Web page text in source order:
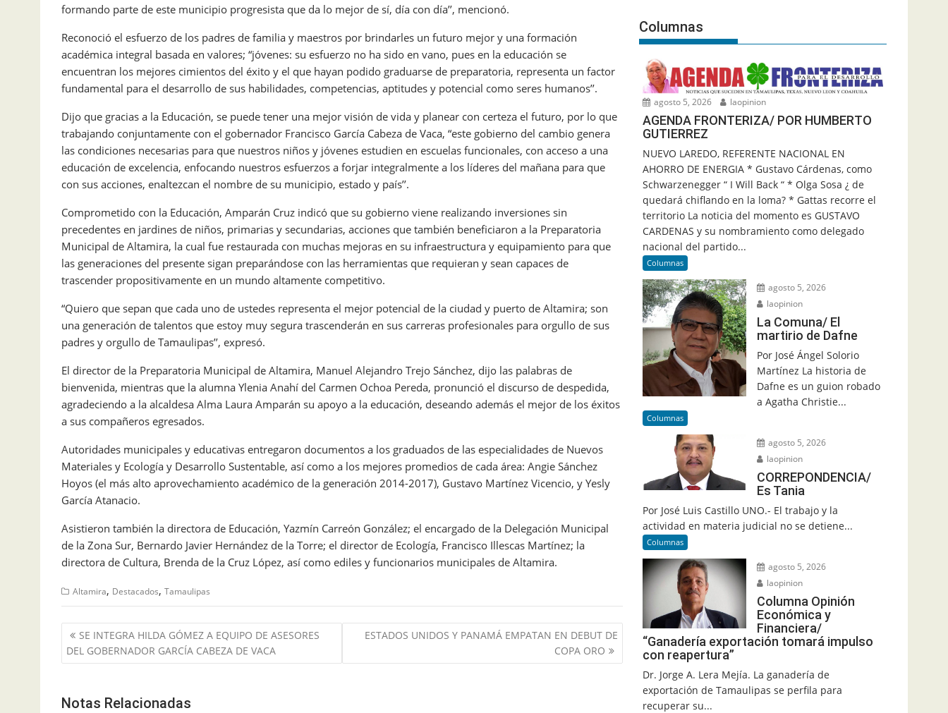
formando parte de este municipio progresista que da lo mejor de sí, día con día’’, mencionó.
Reconoció el esfuerzo de los padres de familia y maestros por brindarles un futuro mejor y una formación
académica integral basada en valores; “jóvenes: su esfuerzo no ha sido en vano, pues en la educación se
encuentran los mejores cimientos del éxito y el que hayan podido graduarse de preparatoria, representa un factor
fundamental para el desarrollo de sus habilidades, competencias, aptitudes y potencial como seres humanos’’.
Dijo que gracias a la Educación, se puede tener una mejor visión de vida y planear con certeza el futuro, por lo que
trabajando conjuntamente con el gobernador Francisco García Cabeza de Vaca, “este gobierno del cambio genera
las condiciones necesarias para que nuestros niños y jóvenes estudien en escuelas funcionales, con acceso a una
educación de excelencia, enfocando nuestros esfuerzos a forjar integralmente a los líderes del mañana para que
con sus acciones, enaltezcan el nombre de su municipio, estado y país’’.
Comprometido con la Educación, Amparán Cruz indicó que su gobierno viene realizando inversiones sin
precedentes en jardines de niños, primarias y secundarias, acciones que también beneficiaron a la Preparatoria
Municipal de Altamira, la cual fue restaurada con muchas mejoras en su infraestructura y equipamiento para que
las generaciones del presente sigan preparándose con las herramientas que requieran y sean capaces de
trascender propositivamente en un mundo altamente competitivo.
“Quiero que sepan que cada uno de ustedes representa el mejor potencial de la ciudad y puerto de Altamira; son
una generación de talentos que estoy muy segura trascenderán en sus carreras profesionales para orgullo de sus
padres y orgullo de Tamaulipas’’, expresó.
El director de la Preparatoria Municipal de Altamira, Manuel Alejandro Trejo Sánchez, dijo las palabras de
bienvenida, mientras que la alumna Ylenia Anahí del Carmen Ochoa Pereda, pronunció el discurso de despedida,
agradeciendo a la alcaldesa Alma Laura Amparán su apoyo a la educación, deseando además el mejor de los éxitos
a sus compañeros egresados.
Autoridades municipales y educativas entregaron documentos a los graduados de las especialidades de Nuevos
Materiales y Ecología y Desarrollo Sustentable, así como a los mejores promedios de cada área: Angie Sánchez
Hoyos (el más alto aprovechamiento académico de la generación 2014-2017), Gustavo Martínez Vicencio, y Yesly
García Atanacio.
Asistieron también la directora de Educación, Yazmín Carreón González; el encargado de la Delegación Municipal
de la Zona Sur, Bernardo Javier Hernández de la Torre; el director de Ecología, Francisco Illescas Martínez; la
directora de Cultura, Brenda de la Cruz López, así como ediles y funcionarios municipales de Altamira.
Altamira, Destacados, Tamaulipas
Navegación
de
entradas
SE INTEGRA HILDA GÓMEZ A EQUIPO DE ASESORES
DEL GOBERNADOR GARCÍA CABEZA DE VACA
ESTADOS UNIDOS Y PANAMÁ EMPATAN EN DEBUT DE
COPA ORO
Notas Relacionadas
Columnas
agosto 5, 2026 laopinion
AGENDA FRONTERIZA/ POR HUMBERTO
GUTIERREZ
NUEVO LAREDO, REFERENTE NACIONAL EN
AHORRO DE ENERGIA * Gustavo Cárdenas, como
Schwarzenegger “ I Will Back “ * Olga Sosa ¿ de
quedará chiflando en la loma? * Gattas recorre el
territorio La noticia del momento es GUSTAVO
CARDENAS y su nombramiento como delegado
nacional del partido...
Columnas
agosto 5, 2026
laopinion
La Comuna/ El
martirio de Dafne
Por José Ángel Solorio
Martínez La historia de
Dafne es un guion robado
a Agatha Christie...
Columnas
agosto 5, 2026
laopinion
CORREPONDENCIA/
Es Tania
Por José Luis Castillo UNO.- El trabajo y la
actividad en materia judicial no se detiene...
Columnas
agosto 5, 2026
laopinion
Columna Opinión
Económica y
Financiera/
“Ganadería exportación tomará impulso
con reapertura”
Dr. Jorge A. Lera Mejía. La ganadería de
exportación de Tamaulipas se perfila para
recuperar su...